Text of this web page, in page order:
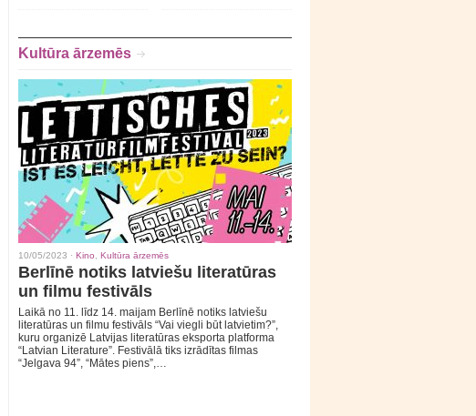
Kultūra ārzemēs
10/05/2023 · Kino Kultūra ārzemēs
Berlīnē notiks latviešu literatūras
un filmu festivāls
Laikā no 11. līdz 14. maijam Berlīnē notiks latviešu
literatūras un filmu festivāls “Vai viegli būt latvietim?”,
kuru organizē Latvijas literatūras eksporta platforma
“Latvian Literature”. Festivālā tiks izrādītas filmas
“Jelgava 94”, “Mātes piens”,…